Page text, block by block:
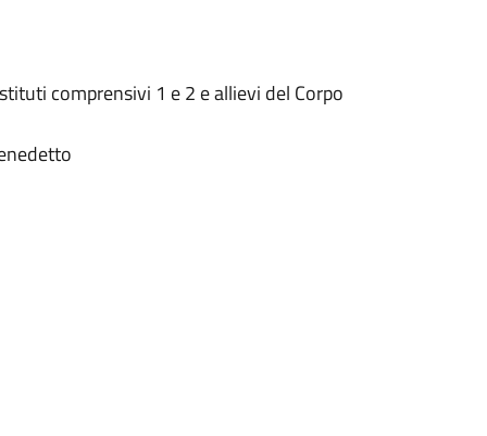
comprensivi 1 e 2 e allievi del Corpo